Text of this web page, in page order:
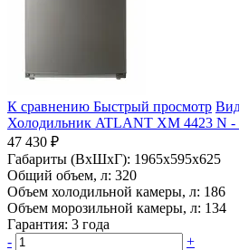
К сравнению Быстрый просмотр
Холодильник ATLANT ХМ 4423 N -
47 430 ₽
Габариты (ВхШхГ): 1965x595x625
Общий объем, л: 320
Объем холодильной камеры, л: 186
Объем морозильной камеры, л: 134
Гарантия: 3 года
-
+